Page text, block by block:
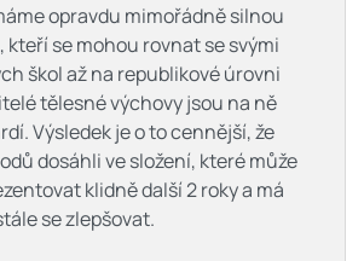
opravdu mimořádně silnou
se mohou rovnat se svými
škol až na republikové úrovni
tělesné výchovy jsou na ně
Výsledek je o to cennější, že
dosáhli ve složení, které může
klidně další 2 roky a má
se zlepšovat.